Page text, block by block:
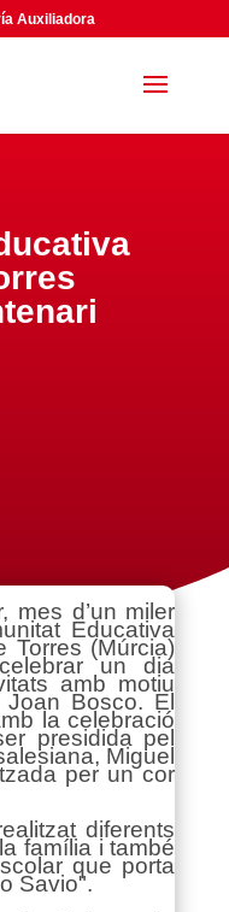
Auxiliadora
mes d’un miler
Educativa
Torres (Múrcia)
un dia
amb motiu
Bosco. El
la celebració
presidida pel
Miguel
per un cor
diferents
família i també
que porta
Savio".